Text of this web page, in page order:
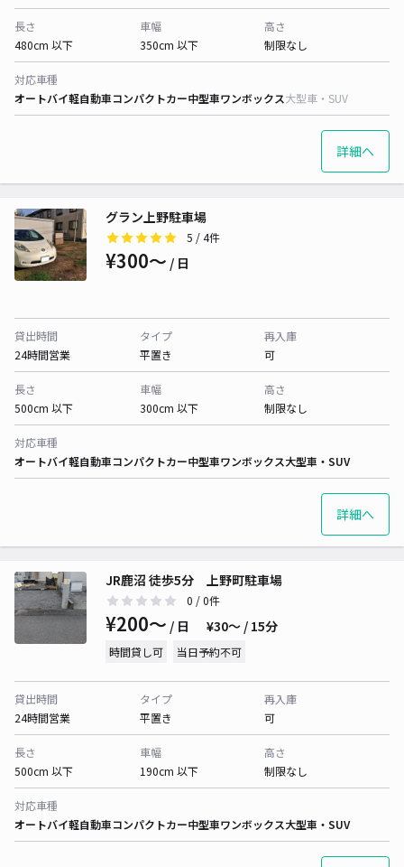
長さ
480cm 以下
車幅
350cm 以下
高さ
制限なし
対応車種
オートバイ軽自動車コンパクトカー中型車ワンボックス大型車・SUV
詳細へ
グラン上野駐車場
5 / 4件
¥300〜 / 日
貸出時間
24時間営業
タイプ
平置き
再入庫
可
長さ
500cm 以下
車幅
300cm 以下
高さ
制限なし
対応車種
オートバイ軽自動車コンパクトカー中型車ワンボックス大型車・SUV
詳細へ
JR鹿沼 徒歩5分 上野町駐車場
0 / 0件
¥200〜 / 日 ¥30〜 / 15分
時間貸し可 当日予約不可
貸出時間
24時間営業
タイプ
平置き
再入庫
可
長さ
500cm 以下
車幅
190cm 以下
高さ
制限なし
対応車種
オートバイ軽自動車コンパクトカー中型車ワンボックス大型車・SUV